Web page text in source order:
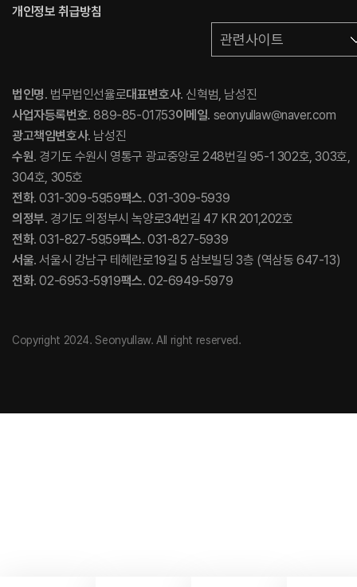
개인정보 취급방침
관련사이트
법인명. 법무법인선율로대표변호사. 신혁범, 남성진
사업자등록번호. 889-85-01753이메일. seonyullaw@naver.com
광고책임변호사. 남성진
수원. 경기도 수원시 영통구 광교중앙로 248번길 95-1 302호, 303호,
304호, 305호
전화. 031-309-5959팩스. 031-309-5939
의정부. 경기도 의정부시 녹양로34번길 47 KR 201,202호
전화. 031-827-5959팩스. 031-827-5939
서울. 서울시 강남구 테헤란로19길 5 삼보빌딩 3층 (역삼동 647-13)
전화. 02-6953-5919팩스. 02-6949-5979
Copyright 2024. Seonyullaw. All right reserved.